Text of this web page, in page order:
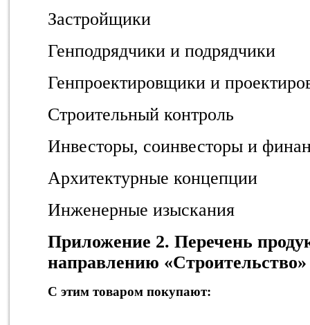
Застройщики
Генподрядчики и подрядчики
Генпроектировщики и
Строительный контроль
Инвесторы, соинвесторы и
Архитектурные концепции
Инженерные изыскания
Приложение 2. Перечень
направлению «Строительство»
С этим товаром покупают: